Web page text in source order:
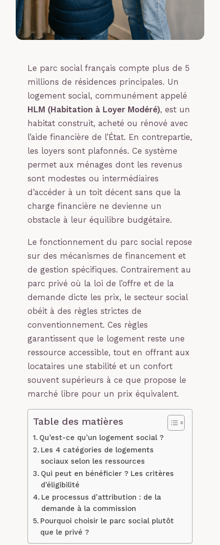
Le parc social français compte plus de 5
millions de résidences principales. Un
logement social, communément appelé
HLM (Habitation à Loyer Modéré), est un
habitat construit, acheté ou rénové avec
l’aide financière de l’État. En contrepartie,
les loyers sont plafonnés. Ce système
permet aux ménages dont les revenus
sont modestes ou intermédiaires
d’accéder à un toit décent sans que la
charge financière ne devienne un
obstacle à leur équilibre budgétaire.
Le fonctionnement du parc social repose
sur des mécanismes de financement et
de gestion spécifiques. Contrairement au
parc privé où la loi de l’offre et de la
demande dicte les prix, le secteur social
obéit à des règles strictes de
conventionnement. Ces règles
garantissent que le logement reste une
ressource accessible, tout en offrant aux
locataires une stabilité et un confort
souvent supérieurs à ce que propose le
marché libre pour un prix équivalent.
Table des matières
Qu’est-ce qu’un logement social ?
Les 4 catégories de logements
sociaux selon les ressources
Qui peut en bénéficier ? Les critères
d’éligibilité
Le processus d’attribution : de la
demande à la commission
Pourquoi choisir le parc social plutôt
que le privé ?